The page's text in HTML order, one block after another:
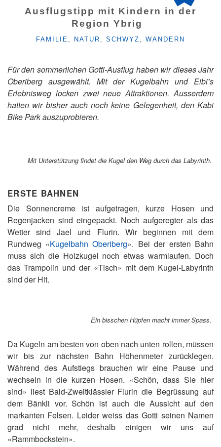
Ausflugstipp mit Kindern in der
Region Ybrig
KATEGORIEN
FAMILIE , NATUR , SCHWYZ , WANDERN
Für den sommerlichen Gotti-Ausflug haben wir dieses Jahr
Oberiberg ausgewählt. Mit der Kugelbahn und Eibi’s
Erlebnisweg locken zwei neue Attraktionen. Ausserdem
hatten wir bisher auch noch keine Gelegenheit, den Kabi
Bike Park auszuprobieren.
Mit Unterstützung findet die Kugel den Weg durch das Labyrinth.
ERSTE BAHNEN
Die Sonnencreme ist aufgetragen, kurze Hosen und
Regenjacken sind eingepackt. Noch aufgeregter als das
Wetter sind Jael und Flurin. Wir beginnen mit dem
Rundweg «Kugelbahn Oberiberg». Bei der ersten Bahn
muss sich die Holzkugel noch etwas warmlaufen. Doch
das Trampolin und der «Tisch» mit dem Kugel-Labyrinth
sind der Hit.
Ein bisschen Hüpfen macht immer Spass.
Da Kugeln am besten von oben nach unten rollen, müssen
wir bis zur nächsten Bahn Höhenmeter zurücklegen.
Während des Aufstiegs brauchen wir eine Pause und
wechseln in die kurzen Hosen. «Schön, dass Sie hier
sind» liest Bald-Zweitklässler Flurin die Begrüssung auf
dem Bänkli vor. Schön ist auch die Aussicht auf den
markanten Felsen. Leider weiss das Gotti seinen Namen
grad nicht mehr, deshalb einigen wir uns auf
«Rammbockstein».